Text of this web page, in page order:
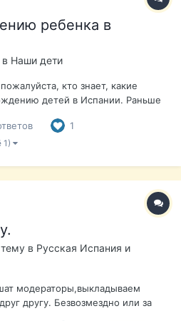
ребенка в
Наши дети
кто знает, какие
детей в Испании. Раньше
2011года. Спасибо!
1
1)
в Русская Испания и
модераторы,выкладываем
другу. Безвозмездно или за